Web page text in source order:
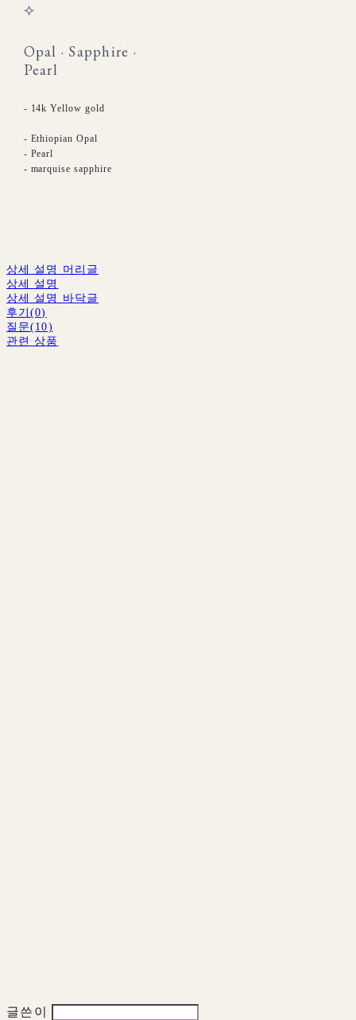
⟡
Opal · Sapphire ·
Pearl
- 14k Yellow gold
- Ethiopian Opal
- Pearl
- marquise sapphire
상세 설명 머리글
상세 설명
상세 설명 바닥글
후기(0)
질문(10)
관련 상품
글쓴이